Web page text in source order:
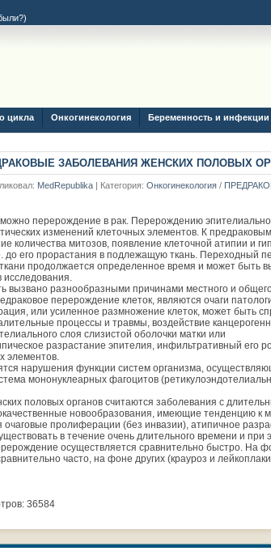
)
цикла Онкогинекология Беременность и инфекции
ЗАБОЛЕВАНИЯ ЖЕНСКИХ ПОЛОВЫХ
MedRepublika | Категория: Онкогинекология /
перерождение в рак. Перерождению
изменений клеточных элементов. К
количества митозов, появление клеточной атипии и
его прорастания в подлежащую ткань. Переходный
продолжается определенное время и может быть
исследования.
вызвано разнообразными причинами местного и
перерождение клеток, являются очаги
или усиленное размножение клеток, может быть
процессы и травмы, воздействие
слоя слизистой оболочки матки или
разрастание эпителия, инфильтративный его
элементов.
нарушения функции систем организма,
мононуклеарных фагоцитов
половых органов считаются заболевания с
новообразования, имеющие тенденцию к
пролиферации (без инвазии), атипичное
в течение очень длительного времени и при
осуществляется сравнительно быстро. На
часто, на фоне других (крауроз и
36584